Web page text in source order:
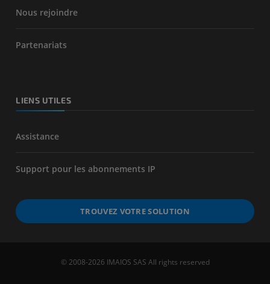
Nous rejoindre
Partenariats
LIENS UTILES
Assistance
Support pour les abonnements IP
TROUVEZ VOTRE SOLUTION
© 2008-2026 IMAIOS SAS All rights reserved